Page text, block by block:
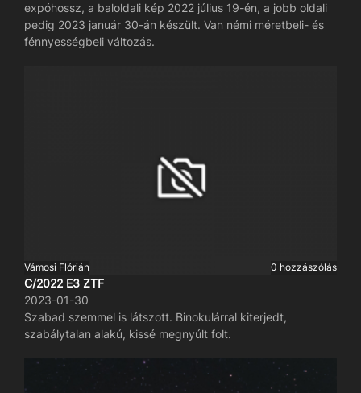
expóhossz, a baloldali kép 2022 július 19-én, a jobb oldali
pedig 2023 január 30-án készült. Van némi méretbeli- és
fénnyességbeli változás.
Vámosi Flórián 0 hozzászólás
C/2022 E3 ZTF
2023-01-30
Szabad szemmel is látszott. Binokulárral kiterjedt,
szabálytalan alakú, kissé megnyúlt folt.